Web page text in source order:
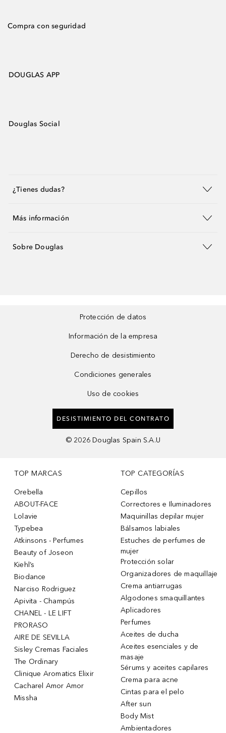
Compra con seguridad
DOUGLAS APP
Douglas Social
¿Tienes dudas?
Más información
Sobre Douglas
Protección de datos
Información de la empresa
Derecho de desistimiento
Condiciones generales
Uso de cookies
DESISTIMIENTO DEL CONTRATO
© 2026 Douglas Spain S.A.U
TOP MARCAS
Orebella
ABOUT-FACE
Lolavie
Typebea
Atkinsons - Perfumes
Beauty of Joseon
Kiehl’s
Biodance
Narciso Rodriguez
Apivita - Champús
CHANEL - LE LIFT
PRORASO
AIRE DE SEVILLA
Sisley Cremas Faciales
The Ordinary
Clinique Aromatics Elixir
Cacharel Amor Amor
Missha
TOP CATEGORÍAS
Cepillos
Correctores e Iluminadores
Maquinillas depilar mujer
Bálsamos labiales
Estuches de perfumes de
mujer
Protección solar
Organizadores de maquillaje
Crema antiarrugas
Algodones smaquillantes
Aplicadores
Perfumes
Aceites de ducha
Aceites esenciales y de
masaje
Sérums y aceites capilares
Crema para acne
Cintas para el pelo
After sun
Body Mist
Ambientadores